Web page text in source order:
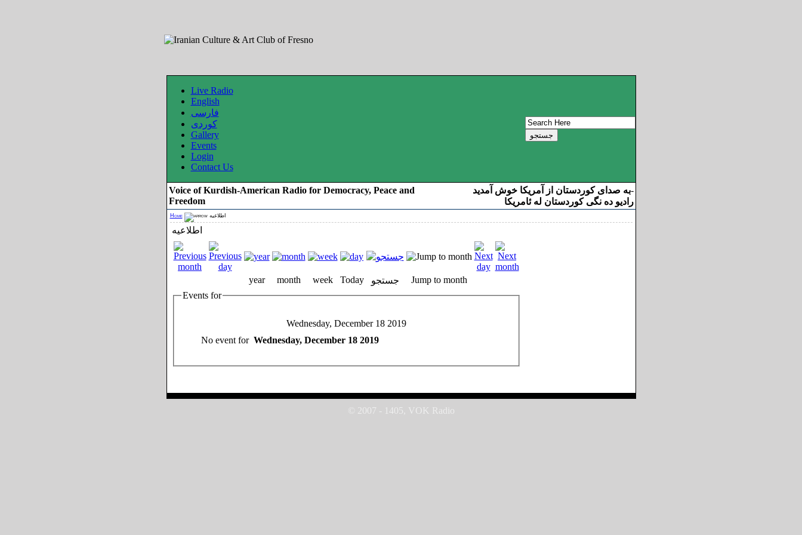
Live Radio
English
فارسی
کوردی
Gallery
Events
Login
Contact Us
به صدای کوردستان از آمریکا خوش آمدید-
رادیو ده نگی کوردستان له ئامریکا
Voice of Kurdish-American Radio for Democracy, Peace and
Freedom
Home اطلاعیه
اطلاعیه
year month week Today جستجو
Jump to month
Events for
Wednesday, December 18 2019
No event for Wednesday, December 18 2019
© 2007 - 1405, VOK Radio